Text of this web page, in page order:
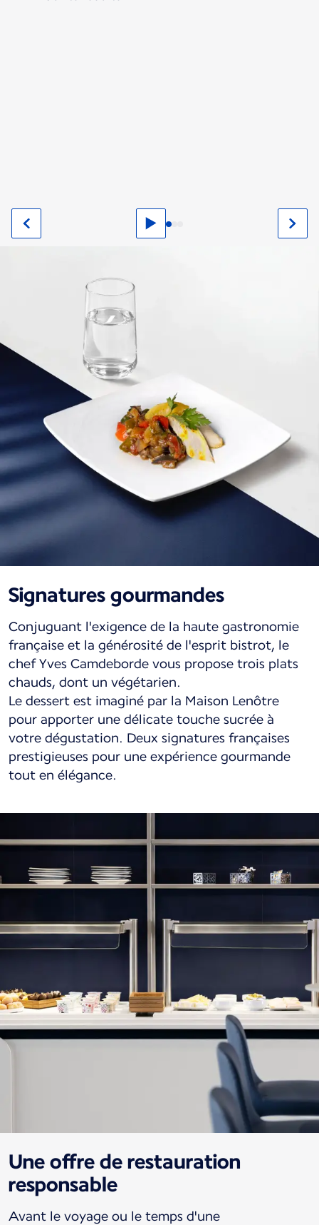
Signatures gourmandes
Conjuguant l'exigence de la haute gastronomie
française et la générosité de l'esprit bistrot, le
chef Yves Camdeborde vous propose trois plats
chauds, dont un végétarien.
Le dessert est imaginé par la Maison Lenôtre
pour apporter une délicate touche sucrée à
votre dégustation. Deux signatures françaises
prestigieuses pour une expérience gourmande
tout en élégance.
Une offre de restauration
responsable
Avant le voyage ou le temps d'une